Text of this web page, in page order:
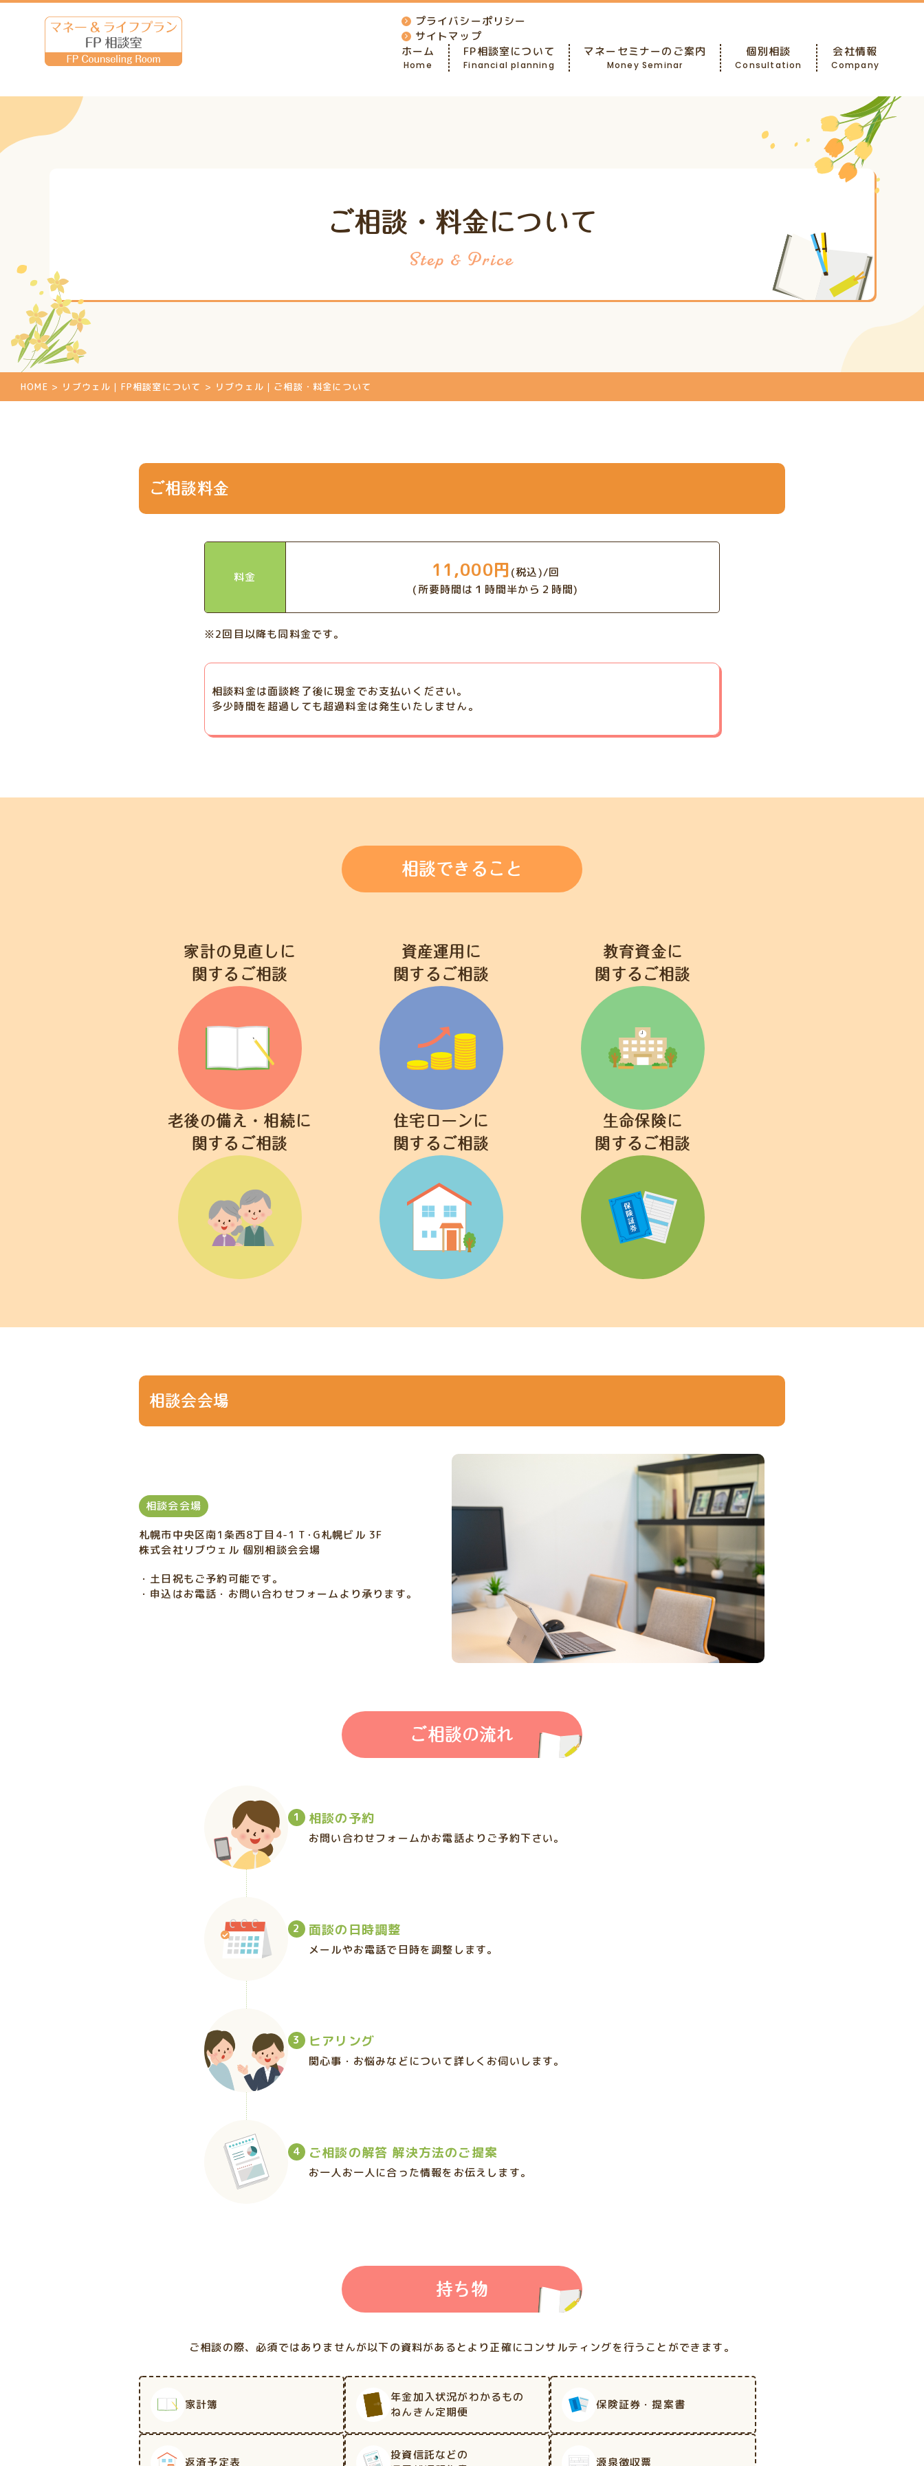
プライバシーポリシー
サイトマップ
ホーム
Home
FP相談室について
Financial planning
マネーセミナーのご案内
Money Seminar
個別相談
Consultation
会社情報
Company
ご相談・料金について
HOME > リブウェル｜FP相談室について > リブウェル｜ご相談・料金について
ご相談料金
料金 11,000円(税込)/回
(所要時間は１時間半から２時間)
※2回目以降も同料金です。
相談料金は面談終了後に現金でお支払いください。
多少時間を超過しても超過料金は発生いたしません。
相談できること
家計の見直しに
関するご相談
資産運用に
関するご相談
教育資金に
関するご相談
老後の備え・相続に
関するご相談
住宅ローンに
関するご相談
生命保険に
関するご相談
相談会会場
相談会会場
札幌市中央区南1条西8丁目4-1 T･G札幌ビル 3F
株式会社リブウェル 個別相談会会場
・土日祝もご予約可能です。
・申込はお電話・お問い合わせフォームより承ります。
ご相談の流れ
相談の予約
お問い合わせフォームかお電話よりご予約下さい。
面談の日時調整
メールやお電話で日時を調整します。
ヒアリング
関心事・お悩みなどについて詳しくお伺いします。
ご相談の解答 解決方法のご提案
お一人お一人に合った情報をお伝えします。
持ち物
ご相談の際、必須ではありませんが以下の資料があるとより正確にコンサルティングを行うことができます。
家計簿
年金加入状況がわかるもの
ねんきん定期便
保険証券・提案書
返済予定表
投資信託などの
源泉徴収票